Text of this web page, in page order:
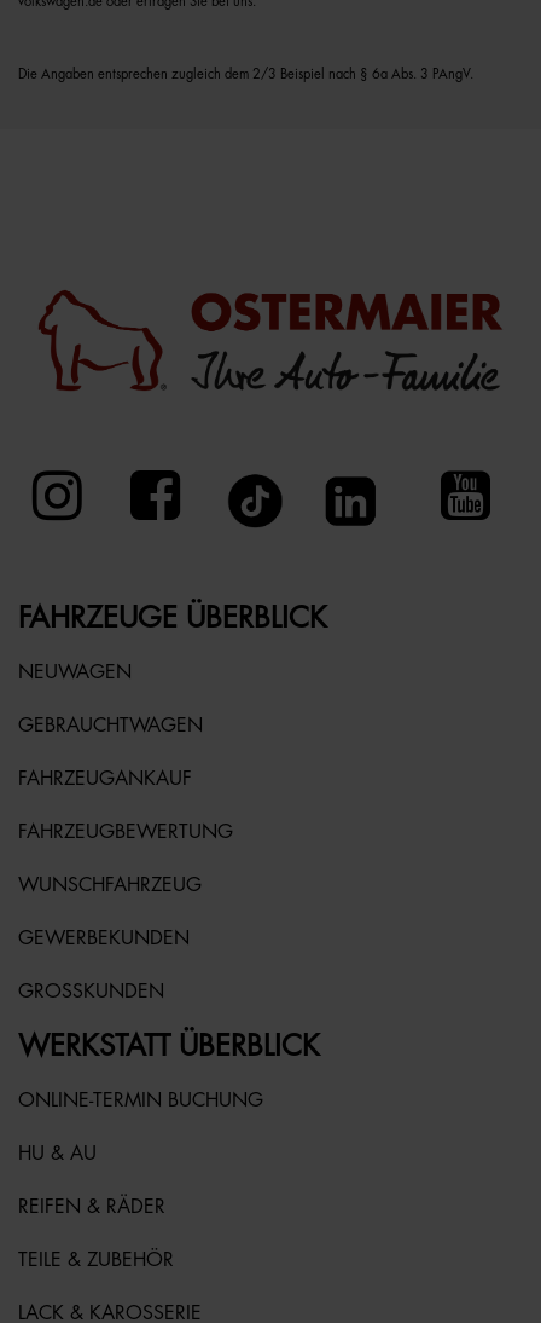
Die Angaben entsprechen zugleich dem 2/3 Beispiel nach § 6a Abs. 3 PAngV.
FAHRZEUGE ÜBERBLICK
NEUWAGEN
GEBRAUCHTWAGEN
FAHRZEUGANKAUF
FAHRZEUGBEWERTUNG
WUNSCHFAHRZEUG
GEWERBEKUNDEN
GROSSKUNDEN
WERKSTATT ÜBERBLICK
ONLINE-TERMIN BUCHUNG
HU & AU
REIFEN & RÄDER
TEILE & ZUBEHÖR
LACK & KAROSSERIE